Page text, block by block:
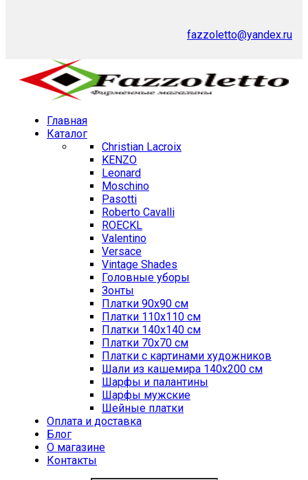
fazzoletto@yandex.ru
Главная
Каталог
Christian Lacroix
KENZO
Leonard
Moschino
Pasotti
Roberto Cavalli
ROECKL
Valentino
Versace
Vintage Shades
Головные уборы
Зонты
Платки 90х90 см
Платки 110х110 см
Платки 140х140 см
Платки 70х70 см
Платки с картинами художников
Шали из кашемира 140х200 см
Шарфы и палантины
Шарфы мужские
Шейные платки
Оплата и доставка
Блог
О магазине
Контакты